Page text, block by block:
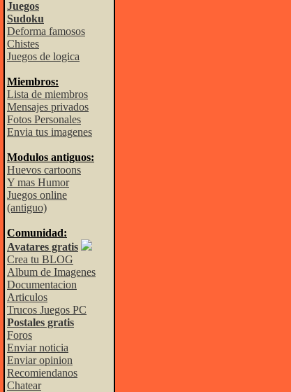
Juegos
Sudoku
Deforma famosos
Chistes
Juegos de logica
Miembros:
Lista de miembros
Mensajes privados
Fotos Personales
Envia tus imagenes
Modulos antiguos:
Huevos cartoons
Y mas Humor
Juegos online
(antiguo)
Comunidad:
Avatares gratis
Crea tu BLOG
Album de Imagenes
Documentacion
Articulos
Trucos Juegos PC
Postales gratis
Foros
Enviar noticia
Enviar opinion
Recomiendanos
Chatear